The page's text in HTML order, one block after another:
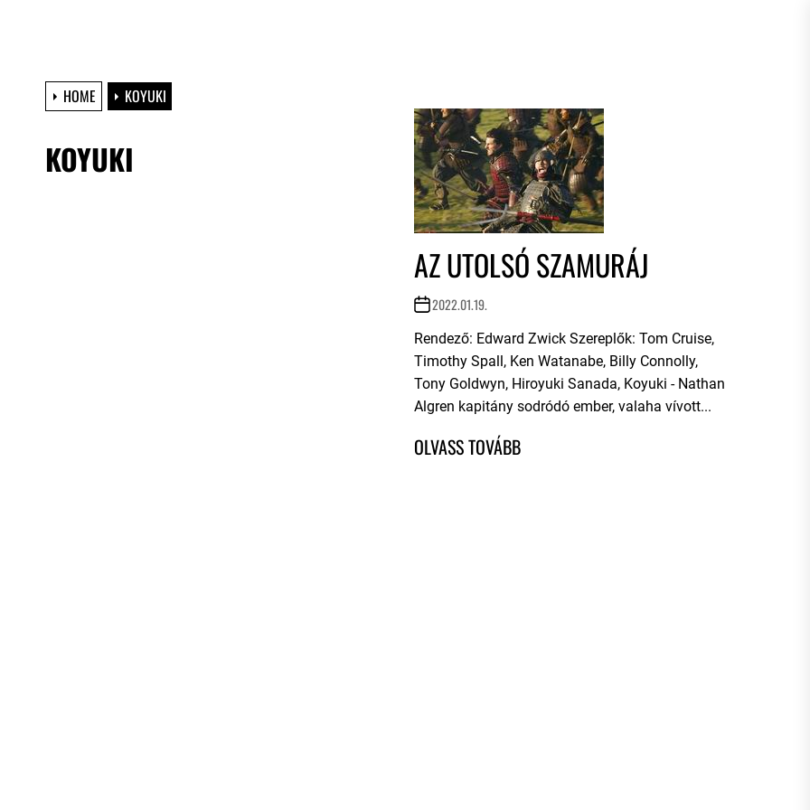
HOME KOYUKI
KOYUKI
AZ UTOLSÓ SZAMURÁJ
2022.01.19.
Rendező: Edward Zwick Szereplők: Tom Cruise,
Timothy Spall, Ken Watanabe, Billy Connolly,
Tony Goldwyn, Hiroyuki Sanada, Koyuki - Nathan
Algren kapitány sodródó ember, valaha vívott...